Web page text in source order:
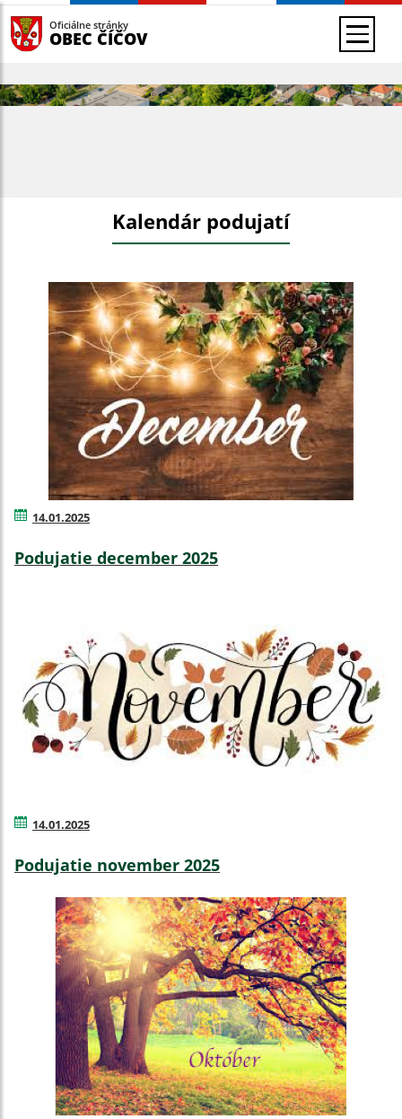
Oficiálne stránky
OBEC ČÍČOV
Kalendár podujatí
14.01.2025
Podujatie december 2025
14.01.2025
Podujatie november 2025